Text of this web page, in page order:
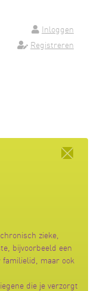
Inloggen
Registreren
zieke,
bijvoorbeeld een
maar ook
die je verzorgt